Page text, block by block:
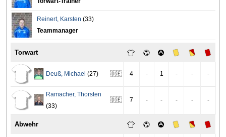
Reinert, Karsten (33)
Teammanager
Torwart
Deuß, Michael (27) 🇩🇪 4 - 1 - - -
Ramacher, Thorsten
(33)
🇩🇪 7 - - - - -
Abwehr